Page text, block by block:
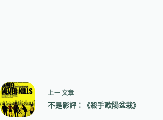
上一 文章
不是影評：《殺手歐陽盆栽》